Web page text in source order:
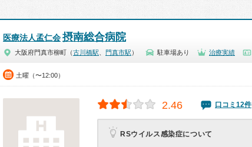
医療法人孟仁会摂南総合病院
大阪府門真市柳町（古川橋駅 門真市駅 ） 駐車場あり 治療実績
土曜（〜12:00）
2.46 口コミ12件
RSウイルス感染症について